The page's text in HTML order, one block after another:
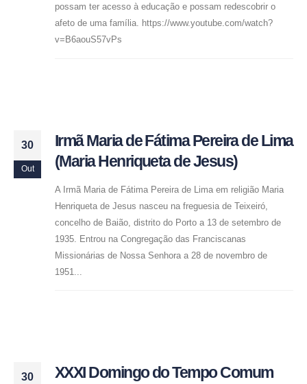
possam ter acesso à educação e possam redescobrir o
afeto de uma família. https://www.youtube.com/watch?
v=B6aouS57vPs
30
Out
Irmã Maria de Fátima Pereira de Lima
(Maria Henriqueta de Jesus)
A Irmã Maria de Fátima Pereira de Lima em religião Maria
Henriqueta de Jesus nasceu na freguesia de Teixeiró,
concelho de Baião, distrito do Porto a 13 de setembro de
1935. Entrou na Congregação das Franciscanas
Missionárias de Nossa Senhora a 28 de novembro de
1951...
30 XXXI Domingo do Tempo Comum